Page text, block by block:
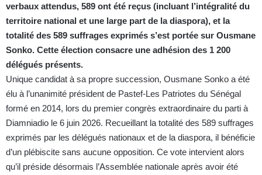
verbaux attendus, 589 ont été reçus (incluant l’intégralité du
territoire national et une large part de la diaspora), et la
totalité des 589 suffrages exprimés s’est portée sur Ousmane
Sonko. Cette élection consacre une adhésion des 1 200
délégués présents.
Unique candidat à sa propre succession, Ousmane Sonko a été
élu à l’unanimité président de Pastef-Les Patriotes du Sénégal
formé en 2014, lors du premier congrès extraordinaire du parti à
Diamniadio le 6 juin 2026. Recueillant la totalité des 589 suffrages
exprimés par les délégués nationaux et de la diaspora, il bénéficie
d’un plébiscite sans aucune opposition. Ce vote intervient alors
qu’il préside désormais l’Assemblée nationale après avoir été